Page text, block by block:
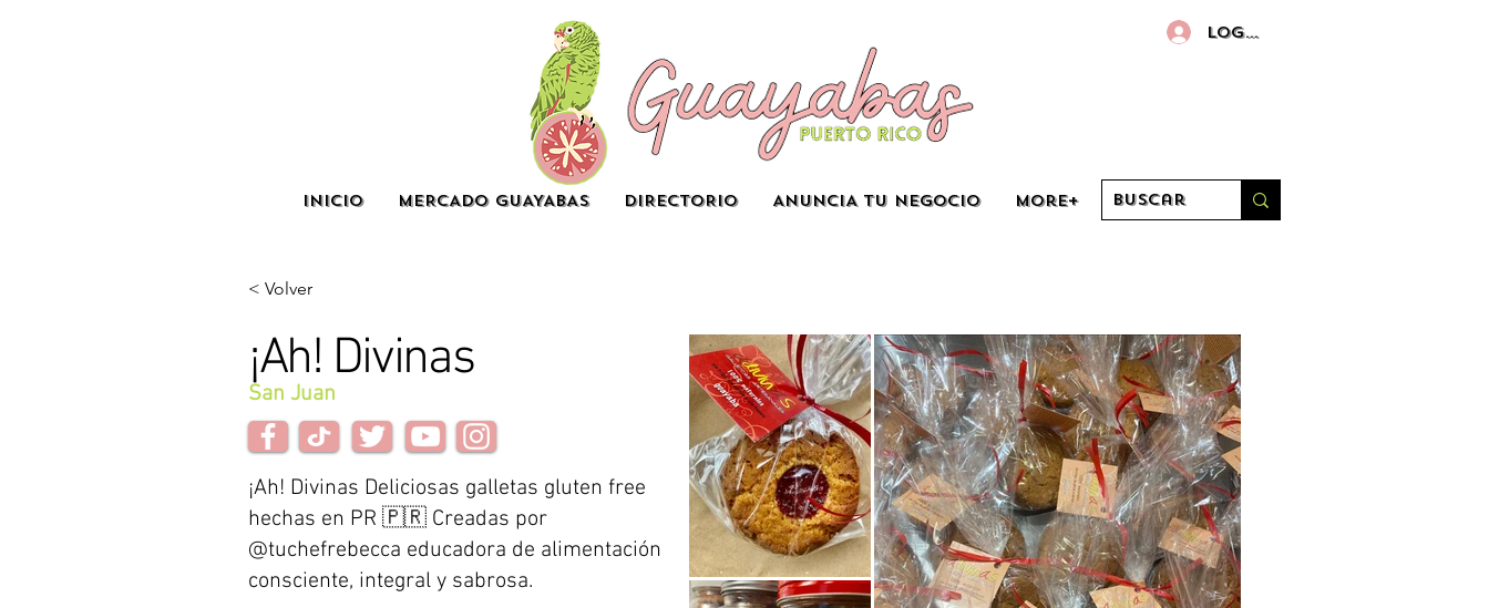
INICIO MERCADO GUAYABAS DIRECTORIO ANUNCIA TU NEGOCIO More+
Log in
< Volver
¡Ah! Divinas
San Juan
¡Ah! Divinas Deliciosas galletas gluten free
hechas en PR 🇵🇷 Creadas por
@tuchefrebecca educadora de alimentación
consciente, integral y sabrosa.